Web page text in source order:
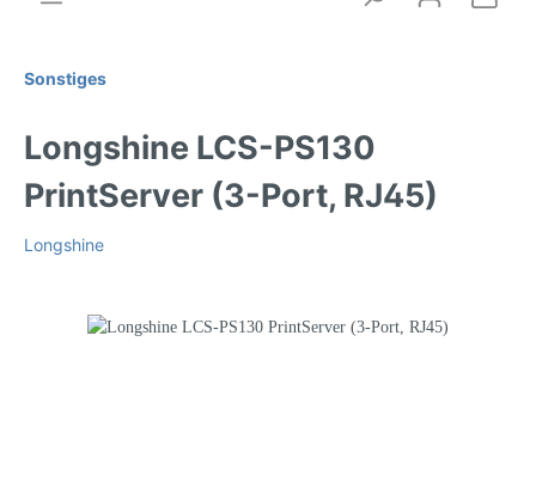
Sonstiges
Longshine LCS-PS130
PrintServer (3-Port, RJ45)
Longshine